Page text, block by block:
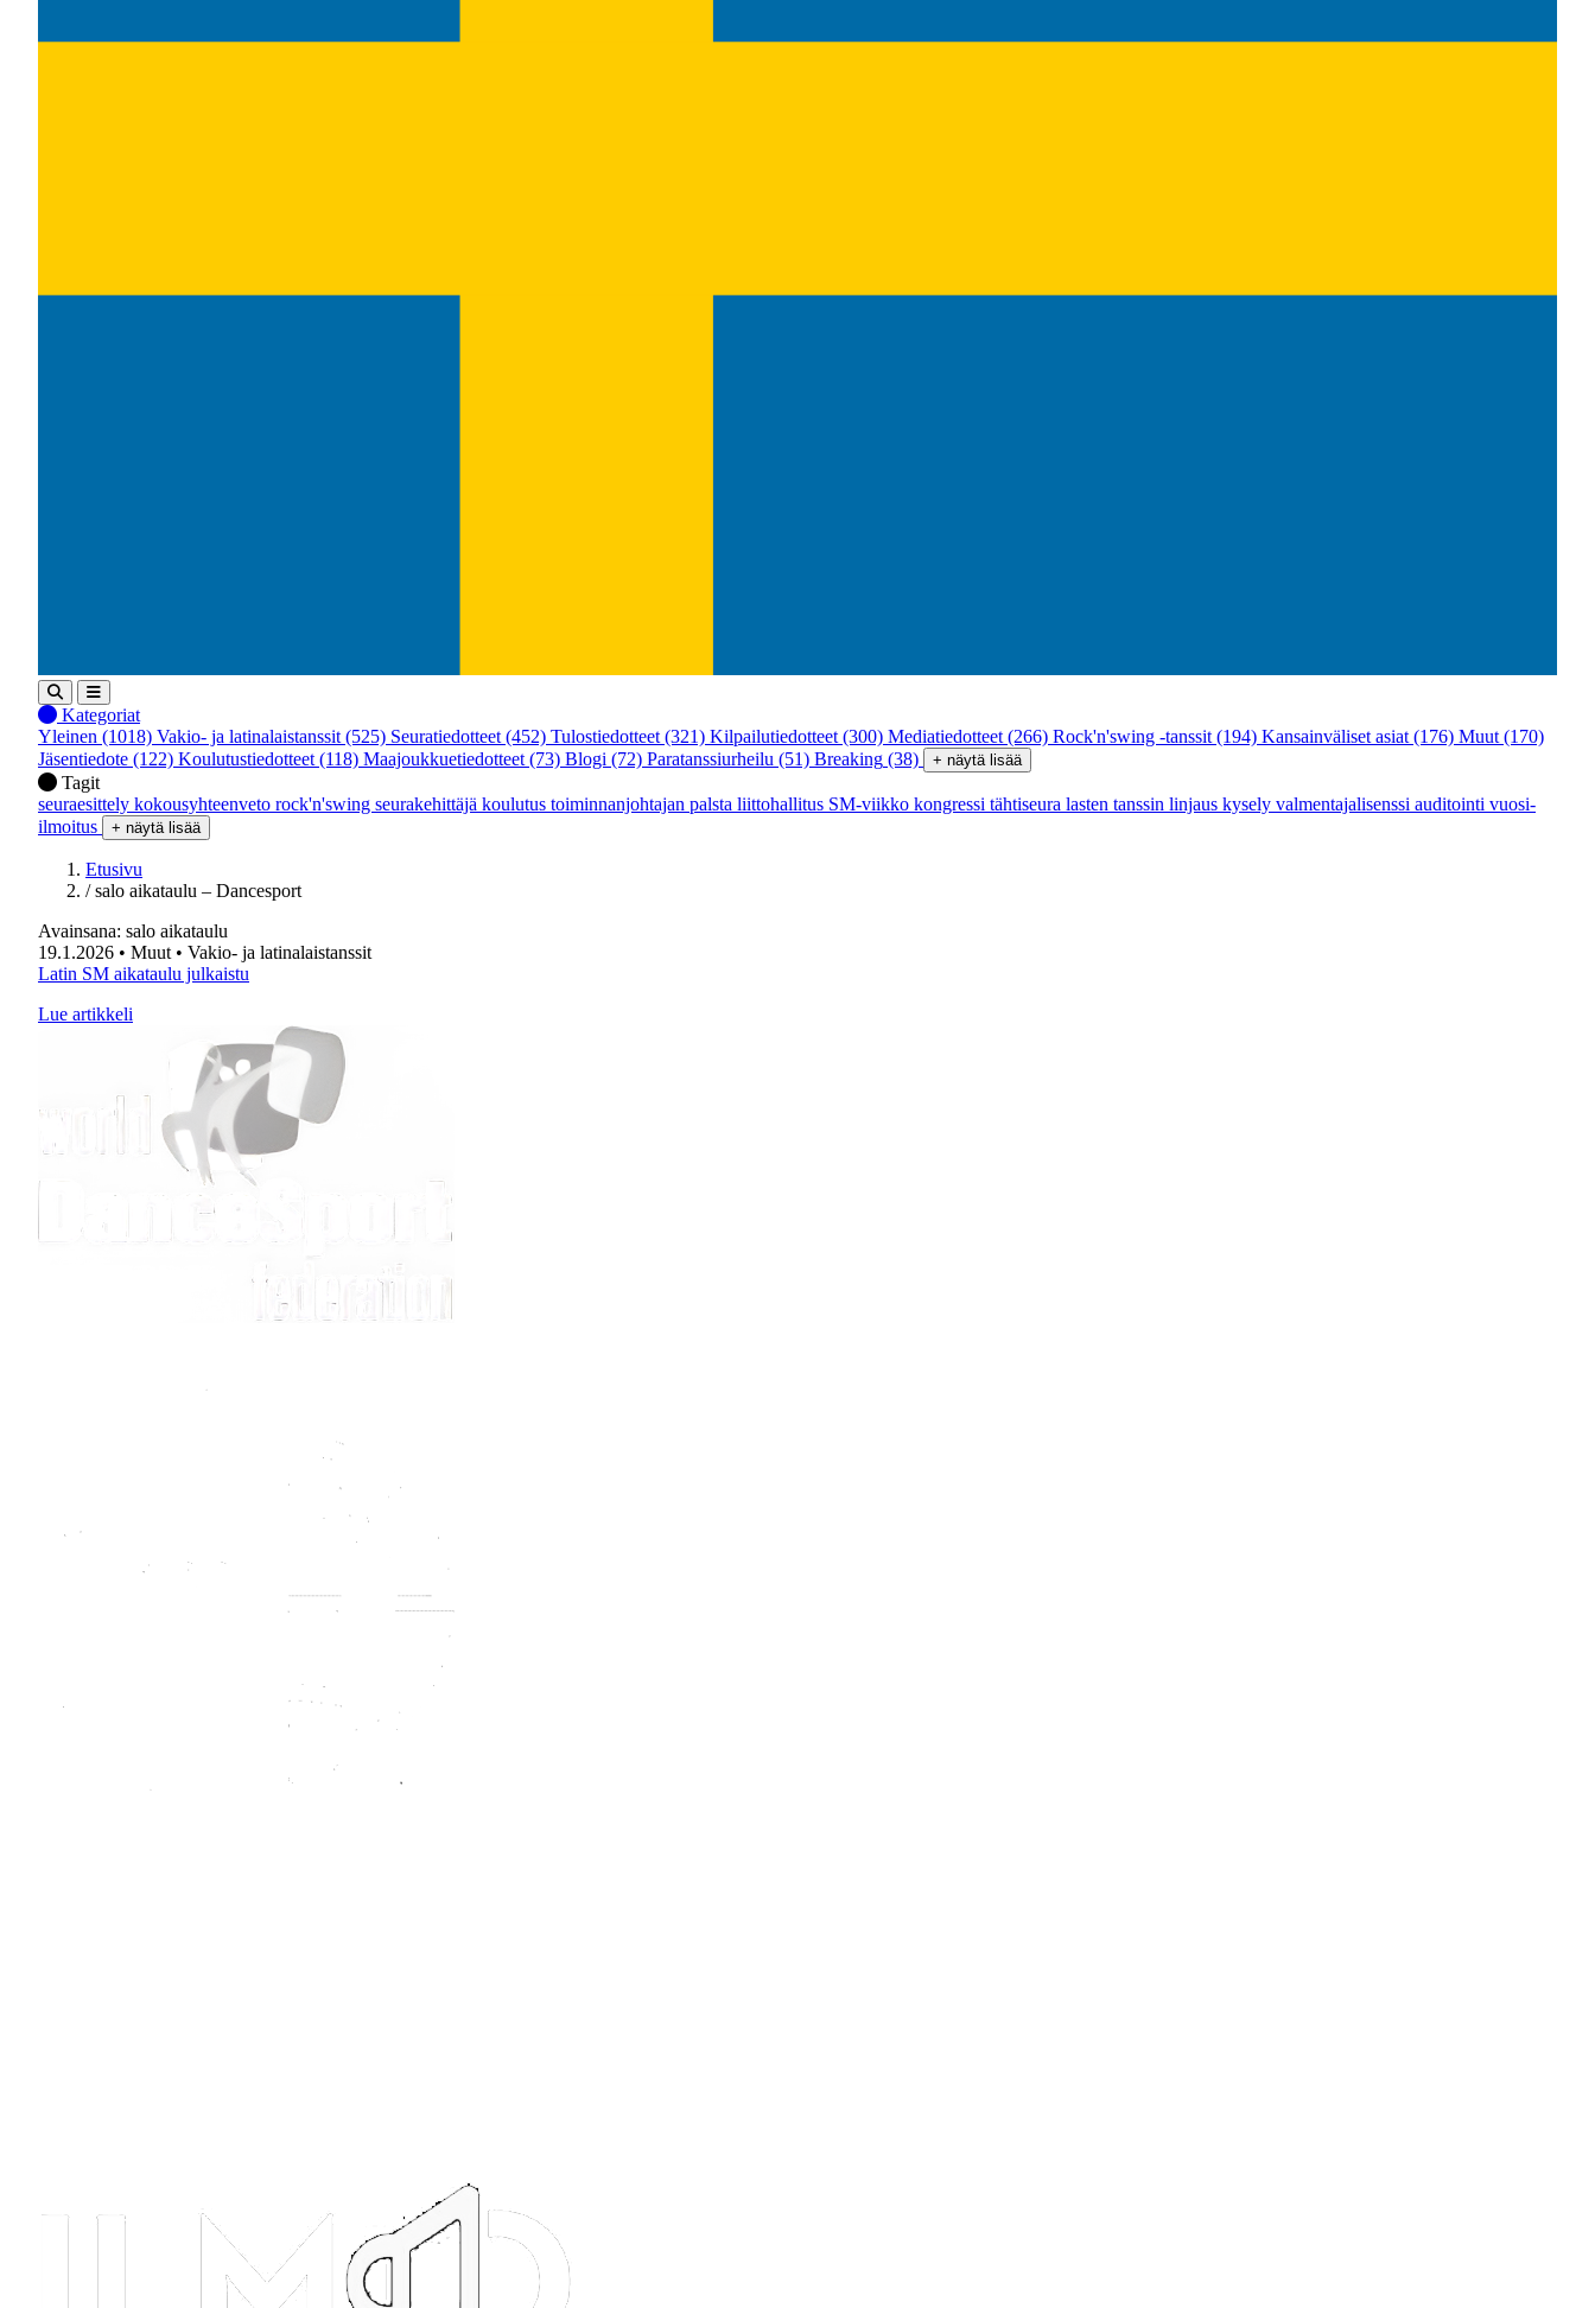
Kategoriat
Yleinen (1018) Vakio- ja latinalaistanssit (525) Seuratiedotteet (452) Tulostiedotteet (321) Kilpailutiedotteet (300) Mediatiedotteet (266) Rock'n'swing -tanssit (194) Kansainväliset asiat (176) Muut (170)
Jäsentiedote (122) Koulutustiedotteet (118) Maajoukkuetiedotteet (73) Blogi (72) Paratanssiurheilu (51) Breaking (38) + näytä lisää
Tagit
seuraesittely kokousyhteenveto rock'n'swing seurakehittäjä koulutus toiminnanjohtajan palsta liittohallitus SM-viikko kongressi tähtiseura lasten tanssin linjaus kysely valmentajalisenssi auditointi vuosi-
ilmoitus
+ näytä lisää
Etusivu
/ salo aikataulu – Dancesport
Avainsana: salo aikataulu
19.1.2026 • Muut • Vakio- ja latinalaistanssit
Latin SM aikataulu julkaistu
Lue artikkeli